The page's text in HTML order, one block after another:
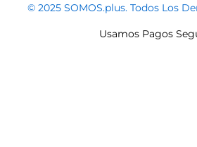
© 2025 SOMOS.plus. Todos Los
Usamos Pagos